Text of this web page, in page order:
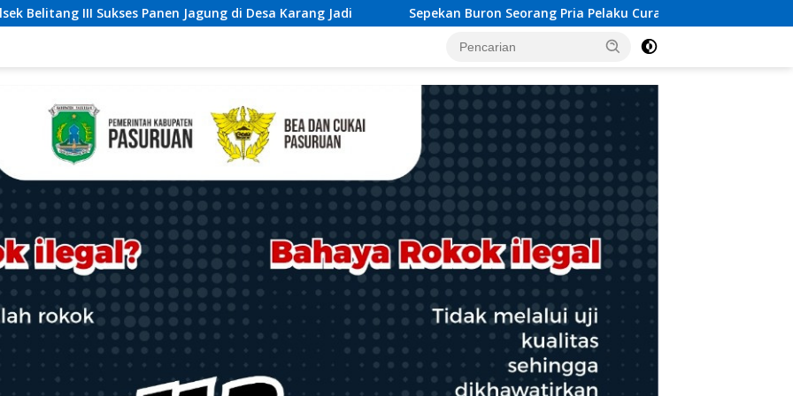
di Desa Karang Jadi Sepekan Buron Seorang Pria Pelaku Curas Berhasil Diamankan Tim SW Satreskrim Polres